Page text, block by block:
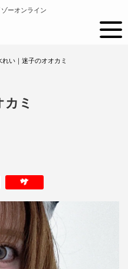
ーオンライン
れい｜迷子のオオカミ
ミ